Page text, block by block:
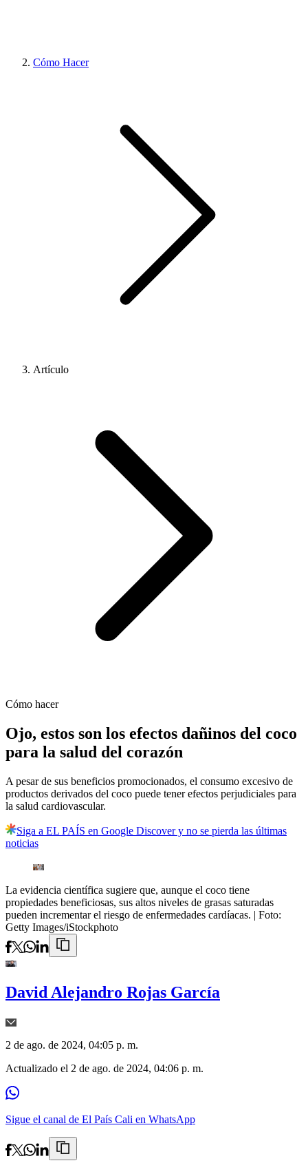
Cómo Hacer
Artículo
Cómo hacer
Ojo, estos son los efectos dañinos del coco
para la salud del corazón
A pesar de sus beneficios promocionados, el consumo excesivo de
productos derivados del coco puede tener efectos perjudiciales para
la salud cardiovascular.
Siga a EL PAÍS en Google Discover y no se pierda las últimas
noticias
La evidencia científica sugiere que, aunque el coco tiene
propiedades beneficiosas, sus altos niveles de grasas saturadas
pueden incrementar el riesgo de enfermedades cardíacas. | Foto:
Getty Images/iStockphoto
David Alejandro Rojas García
2 de ago. de 2024, 04:05 p. m.
Actualizado el 2 de ago. de 2024, 04:06 p. m.
Sigue el canal de El País Cali en WhatsApp